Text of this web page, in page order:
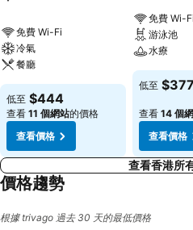
免費 Wi-Fi
冷氣
餐廳
低至 $444
查看 11 個網站的價格
查看價格
免費 Wi-Fi
游泳池
水療
低至 $377
查看 14 個
查看價格
查看香港所
價格趨勢
根據 trivago 過去 30 天的最低價格